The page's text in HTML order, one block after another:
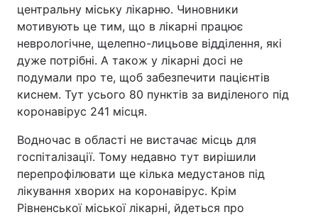
центральну міську лікарню. Чиновники
мотивують це тим, що в лікарні працює
неврологічне, щелепно-лицьове відділення, які
дуже потрібні. А також у лікарні досі не
подумали про те, щоб забезпечити пацієнтів
киснем. Тут усього 80 пунктів за виділеного під
коронавірус 241 місця.
Водночас в області не вистачає місць для
госпіталізації. Тому недавно тут вирішили
перепрофілювати ще кілька медустанов під
лікування хворих на коронавірус. Крім
Рівненської міської лікарні, йдеться про